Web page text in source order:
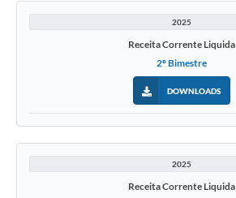
2025
Receita Corrente Liquida
2º Bimestre
DOWNLOADS
2025
Receita Corrente Liquida